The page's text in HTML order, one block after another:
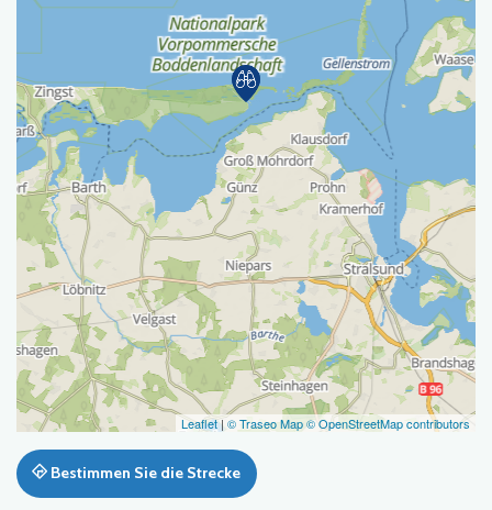
Leaflet| © Traseo Map© OpenStreetMap contributors
Bestimmen Sie die Strecke